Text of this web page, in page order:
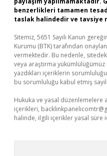
benzerlikleri tamamen
taslak halindedir ve tavsiye
Sitemiz, 5651 Sayılı Kanun
Kurumu (BTK) tarafından
vermektedir. Bu nedenle,
veya araştırma
yazdıkları içeriklerin
bu sorumluluğu kabul etmiş
Hukuka ve yasal düzenlemelere
içerikleri,
halinde, ilgili içerikler yasal süre